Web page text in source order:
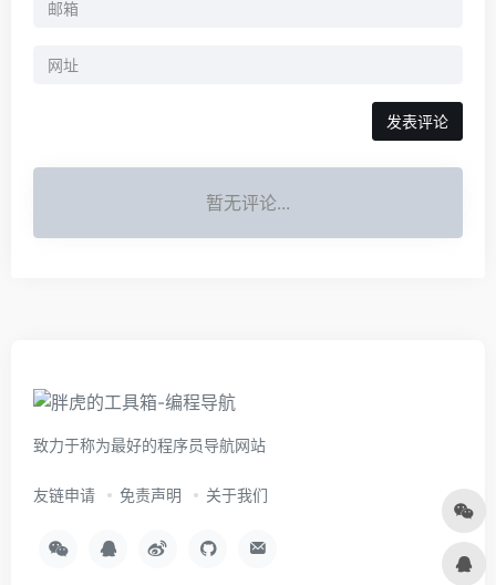
暂无评论...
致力于称为最好的程序员导航网站
友链申请 免责声明 关于我们